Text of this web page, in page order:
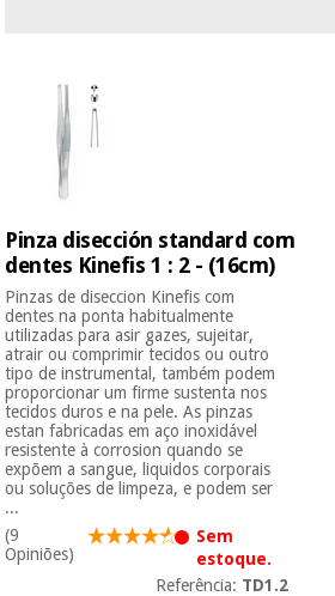
Ofertas
Outlet
Fisaude
Tech
Academy
Fisaude
Aluguer
chinesa
Mobiliário
clínico
Gabinetes
terapêuticos
Material de
proteção
essencial
para
coronavirus
Aerobic,
fitness
e
pilates
Novidades
Ofertas
Outlet
Fisaude
Tech
Academy
Fisaude
sanitário
Medicina
tradicional
Mobiliário
clínico
Gabinetes
terapêuticos
Material de
proteção
essencial
para
Pinza disección standard com
dentes Kinefis 1 : 2 - (16cm)
Pinzas de diseccion Kinefis com
dentes na ponta habitualmente
utilizadas para asir gazes, sujeitar,
atrair ou comprimir tecidos ou outro
tipo de instrumental, também podem
proporcionar um firme sustenta nos
tecidos duros e na pele. As pinzas
estan fabricadas em aço inoxidável
resistente à corrosion quando se
expõem a sangue, liquidos corporais
ou soluções de limpeza, e podem ser
...
(9
Opiniões)
Sem
estoque.
Referência: TD1.2